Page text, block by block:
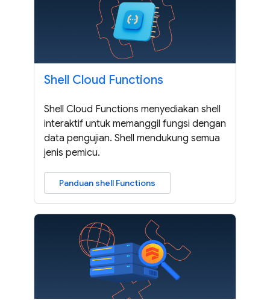
Shell Cloud Functions
Shell Cloud Functions menyediakan shell
interaktif untuk memanggil fungsi dengan
data pengujian. Shell mendukung semua
jenis pemicu.
Panduan shell Functions